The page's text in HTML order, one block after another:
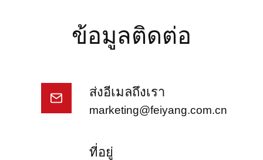
ข้อมูลติดต่อ
ส่งอีเมลถึงเรา
marketing@feiyang.com.cn
ที่อยู่